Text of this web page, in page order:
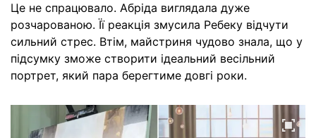
Це не спрацювало. Абріда виглядала дуже
розчарованою. Її реакція змусила Ребеку відчути
сильний стрес. Втім, майстриня чудово знала, що у
підсумку зможе створити ідеальний весільний
портрет, який пара берегтиме довгі роки.